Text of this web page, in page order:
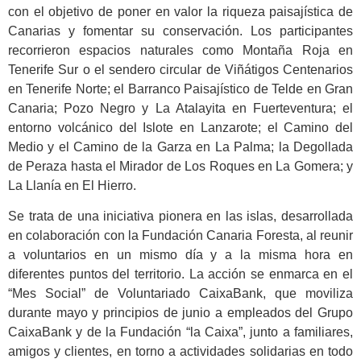
con el objetivo de poner en valor la riqueza paisajística de
Canarias y fomentar su conservación. Los participantes
recorrieron espacios naturales como Montaña Roja en
Tenerife Sur o el sendero circular de Viñátigos Centenarios
en Tenerife Norte; el Barranco Paisajístico de Telde en Gran
Canaria; Pozo Negro y La Atalayita en Fuerteventura; el
entorno volcánico del Islote en Lanzarote; el Camino del
Medio y el Camino de la Garza en La Palma; la Degollada
de Peraza hasta el Mirador de Los Roques en La Gomera; y
La Llanía en El Hierro.
Se trata de una iniciativa pionera en las islas, desarrollada
en colaboración con la Fundación Canaria Foresta, al reunir
a voluntarios en un mismo día y a la misma hora en
diferentes puntos del territorio. La acción se enmarca en el
“Mes Social” de Voluntariado CaixaBank, que moviliza
durante mayo y principios de junio a empleados del Grupo
CaixaBank y de la Fundación “la Caixa”, junto a familiares,
amigos y clientes, en torno a actividades solidarias en todo